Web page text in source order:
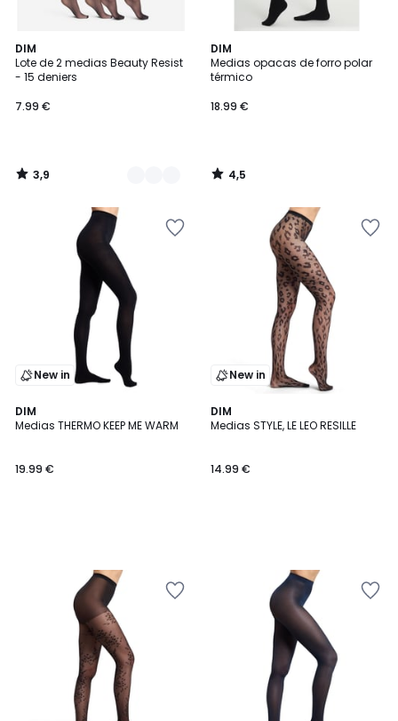
DIM
Lote de 2 medias Beauty Resist
- 15 deniers
7.99 €
3,9
/ 5
3
Colores
3,9
/
DIM
Medias opacas de forro polar
térmico
18.99 €
4,5
/ 5
4,5
/
New in
DIM
Medias THERMO KEEP ME WARM
19.99 €
New in
DIM
Medias STYLE, LE LEO RESILLE
14.99 €